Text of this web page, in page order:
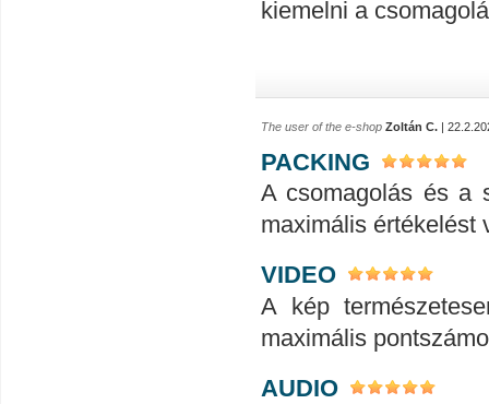
kiemelni a
The user of the e-shop Zoltán C. |
PACKING
A csomagolás és a
maximális értékelést
VIDEO
A kép
maximális
AUDIO